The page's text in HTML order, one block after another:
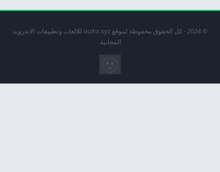
© 2024 - كل الحقوق محفوظة لموقع ouito.xyz للالعاب وتطبيقات الاندرويد
المجانية.